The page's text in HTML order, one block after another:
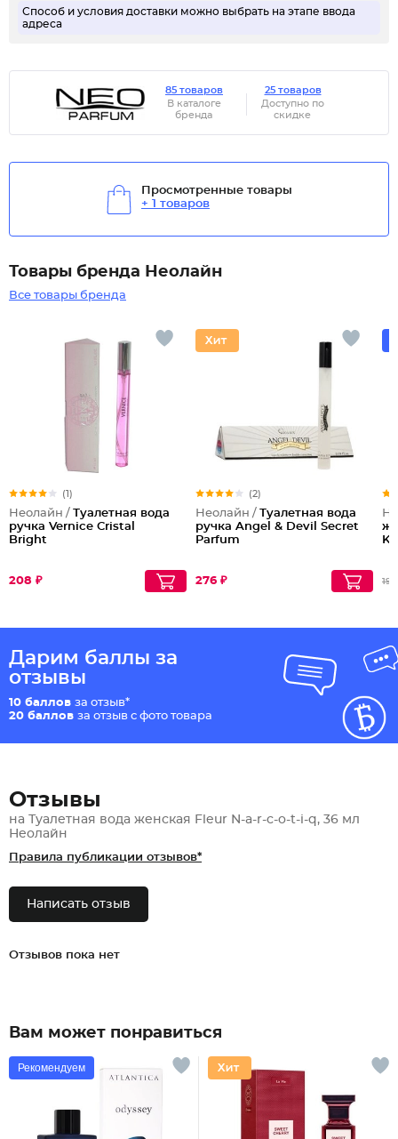
Способ и условия доставки можно выбрать на этапе ввода
адреса
85 товаров
В каталоге
бренда
25 товаров
Доступно по
скидке
Просмотренные товары
+ 1 товаров
Товары бренда Неолайн
Все товары бренда
(1)
Неолайн / Туалетная вода
ручка Vernice Cristal
Bright
208 ₽
(2)
Неолайн / Туалетная вода
ручка Angel & Devil Secret
Parfum
276 ₽ 196
Дарим баллы за
отзывы
10 баллов за отзыв*
20 баллов за отзыв с фото товара
Отзывы
на Туалетная вода женская Fleur N-a-r-c-o-t-i-q, 36 мл
Неолайн
Правила публикации отзывов*
Написать отзыв
Отзывов пока нет
Вам может понравиться
Рекомендуем